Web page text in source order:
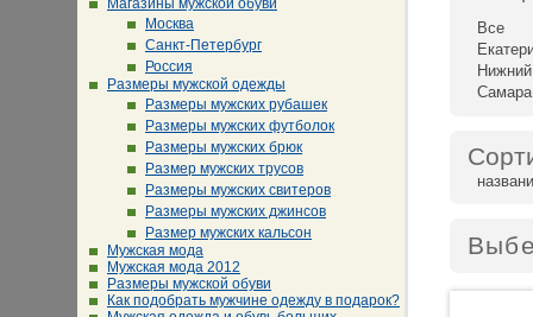
Магазины мужской обуви
Москва
Санкт-Петербург
Россия
Размеры мужской одежды
Размеры мужских рубашек
Размеры мужских футболок
Размеры мужских брюк
Размер мужских трусов
Размеры мужских свитеров
Размеры мужских джинсов
Размер мужских кальсон
Мужская мода
Мужская мода 2012
Размеры мужской обуви
Как подобрать мужчине одежду в подарок?
Все
Самара